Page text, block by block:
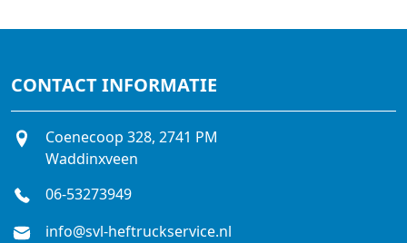
CONTACT INFORMATIE
Coenecoop 328, 2741 PM
Waddinxveen
06-53273949
info@svl-heftruckservice.nl